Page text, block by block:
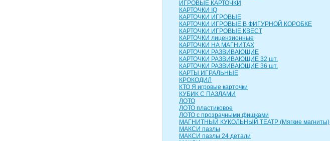
ИГРОВЫЕ КАРТОЧКИ
КАРТОЧКИ IQ
КАРТОЧКИ ИГРОВЫЕ
КАРТОЧКИ ИГРОВЫЕ В ФИГУРНОЙ КОРОБКЕ
КАРТОЧКИ ИГРОВЫЕ КВЕСТ
КАРТОЧКИ лицензионные
КАРТОЧКИ НА МАГНИТАХ
КАРТОЧКИ РАЗВИВАЮЩИЕ
КАРТОЧКИ РАЗВИВАЮЩИЕ 32 шт.
КАРТОЧКИ РАЗВИВАЮЩИЕ 36 шт.
КАРТЫ ИГРАЛЬНЫЕ
КРОКОДИЛ
КТО Я игровые карточки
КУБИК С ПАЗЛАМИ
ЛОТО
ЛОТО пластиковое
ЛОТО с прозрачными фишками
МАГНИТНЫЙ КУКОЛЬНЫЙ ТЕАТР (Мягкие магниты)
МАКСИ пазлы
МАКСИ пазлы 24 детали